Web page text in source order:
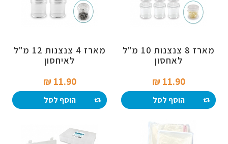
מארז 8 צנצנות 10 מ"ל
לאחסון
11.90 ₪‎
הוסף לסל
מארז 4 צנצנות 12 מ"ל
לאיחסון
11.90 ₪‎
הוסף לסל